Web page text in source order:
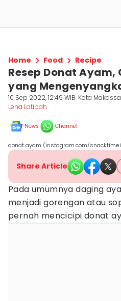
Home Food Recipe
Resep Donat
yang
10 Sep 2022, 12:49 WIB Kota
Lena Latipah
News Channel
donat ayam (instagram.com/
Share Article
Pada umumnya daging
menjadi gorengan atau
pernah mencicipi donat